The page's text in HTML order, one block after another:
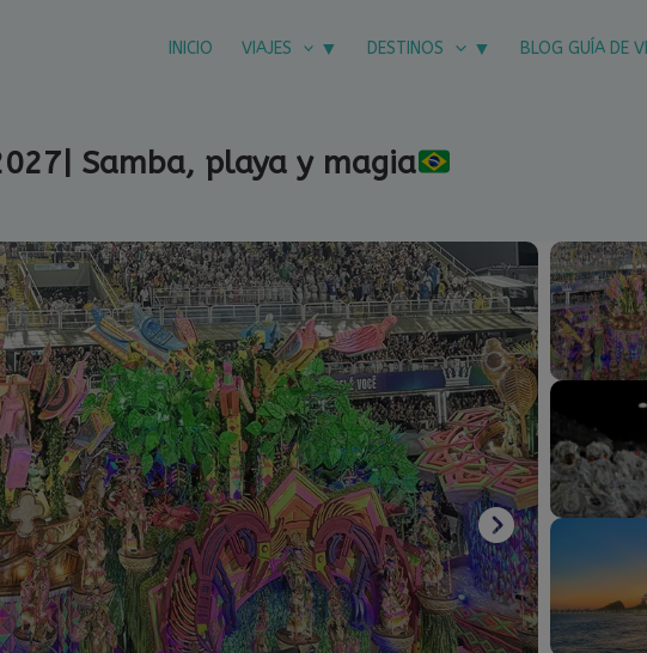
INICIO VIAJES DESTINOS BLOG GUÍA DE
Samba, playa y magia